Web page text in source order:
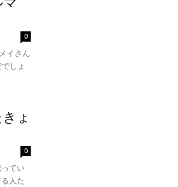
0
イさん
しょ
ょ
0
てい
人た